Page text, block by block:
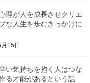
理が人を成長させクリエ
な人生を歩むきっかけに
15日
い気持ちを抱く人はつな
る才能があるという話